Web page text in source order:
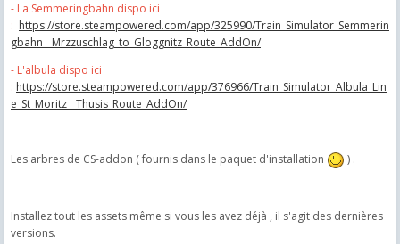
- La Semmeringbahn dispo ici
: https://store.steampowered.com/app/325990/Train_Simulator_Semmerin
gbahn__Mrzzuschlag_to_Gloggnitz_Route_AddOn/
- L'albula dispo ici
: https://store.steampowered.com/app/376966/Train_Simulator_Albula_Lin
e_St_Moritz__Thusis_Route_AddOn/
Les arbres de CS-addon ( fournis dans le paquet d'installation ) .
Installez tout les assets même si vous les avez déjà , il s'agit des dernières
versions.